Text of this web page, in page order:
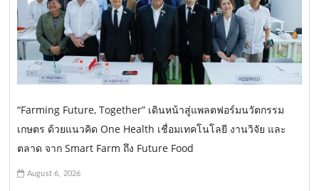
“Farming Future, Together” เดินหน้าสู่แพลตฟอร์มนวัตกรรม
เกษตร ด้วยแนวคิด One Health เชื่อมเทคโนโลยี งานวิจัย และ
ตลาด จาก Smart Farm ถึง Future Food
August 6, 2026